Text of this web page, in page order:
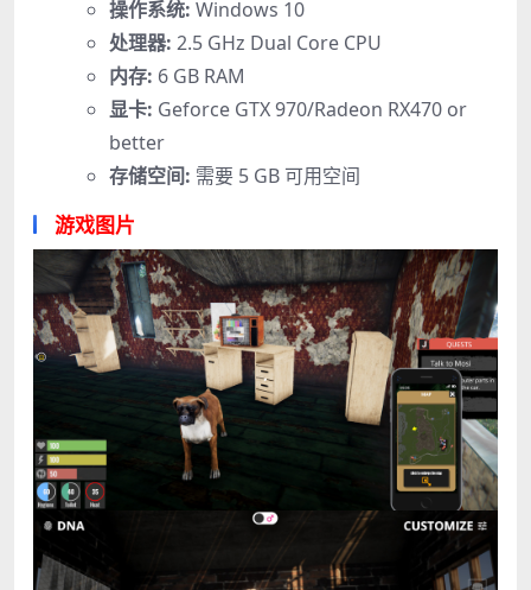
操作系统: Windows 10
处理器: 2.5 GHz Dual Core CPU
内存: 6 GB RAM
显卡: Geforce GTX 970/Radeon RX470 or
better
存储空间: 需要 5 GB 可用空间
游戏图片